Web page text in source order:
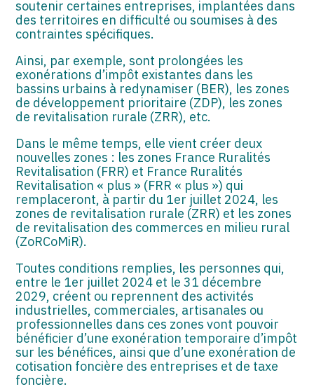
soutenir certaines entreprises, implantées dans
des territoires en difficulté ou soumises à des
contraintes spécifiques.
Ainsi, par exemple, sont prolongées les
exonérations d’impôt existantes dans les
bassins urbains à redynamiser (BER), les zones
de développement prioritaire (ZDP), les zones
de revitalisation rurale (ZRR), etc.
Dans le même temps, elle vient créer deux
nouvelles zones : les zones France Ruralités
Revitalisation (FRR) et France Ruralités
Revitalisation « plus » (FRR « plus ») qui
remplaceront, à partir du 1er juillet 2024, les
zones de revitalisation rurale (ZRR) et les zones
de revitalisation des commerces en milieu rural
(ZoRCoMiR).
Toutes conditions remplies, les personnes qui,
entre le 1er juillet 2024 et le 31 décembre
2029, créent ou reprennent des activités
industrielles, commerciales, artisanales ou
professionnelles dans ces zones vont pouvoir
bénéficier d’une exonération temporaire d’impôt
sur les bénéfices, ainsi que d’une exonération de
cotisation foncière des entreprises et de taxe
foncière.